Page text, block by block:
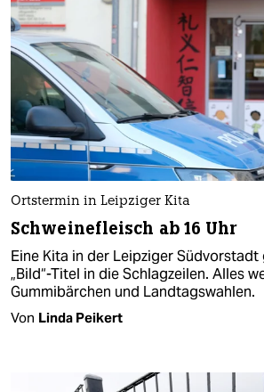
Ortstermin in Leipziger Kita
Schweinefleisch ab 16 Uhr
Eine Kita in der Leipziger
„Bild“-Titel in die Schlagzeilen. Alles
Gummibärchen und Landtagswahlen.
Von Linda Peikert